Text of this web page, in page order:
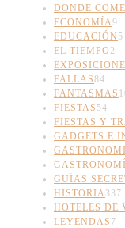
DONDE
ECONOMÍA9
EDUCACIÓN 5
EL TIEMPO 2
FALLAS84
FANTASMAS
FIESTAS 54
FIESTAS Y
GADGETS E
GUÍAS
HISTORIA337
HOTELES DE
LEYENDAS 7